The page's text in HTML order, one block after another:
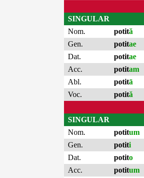
SINGULAR
Nom.
potită
Gen.
potitae
Dat.
potitae
Acc.
potitam
Abl.
potitā
Voc.
potită
SINGULAR
Nom.
potitum
Gen.
potiti
Dat.
potito
Acc.
potitum